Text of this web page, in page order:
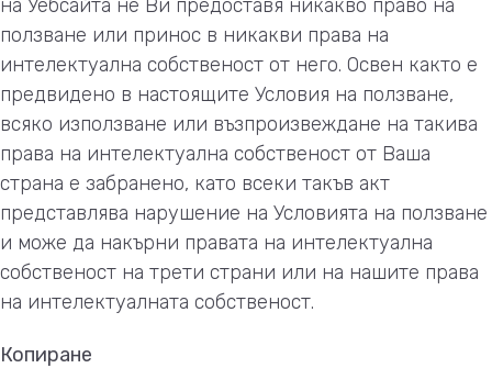
на Уебсайта не Ви предоставя никакво право на
ползване или принос в никакви права на
интелектуална собственост от него. Освен както е
предвидено в настоящите Условия на ползване,
всяко използване или възпроизвеждане на такива
права на интелектуална собственост от Ваша
страна е забранено, като всеки такъв акт
представлява нарушение на Условията на ползване
и може да накърни правата на интелектуална
собственост на трети страни или на нашите права
на интелектуалната собственост.
Копиране